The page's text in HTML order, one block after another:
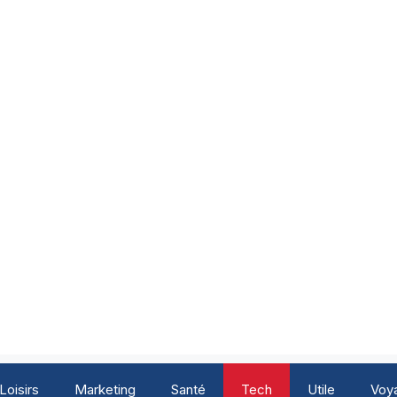
Loisirs Marketing Santé Tech Utile